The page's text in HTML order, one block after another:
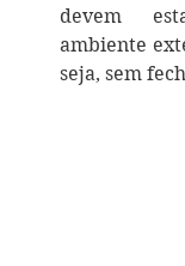
devem
ambiente
seja, sem